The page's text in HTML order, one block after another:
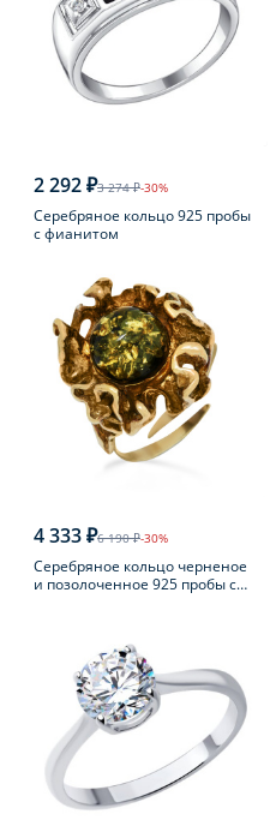
2 292 ₽3 274 ₽-30%
Серебряное кольцо 925 пробы
с фианитом
4 333 ₽6 190 ₽-30%
Серебряное кольцо черненое
и позолоченное 925 пробы с